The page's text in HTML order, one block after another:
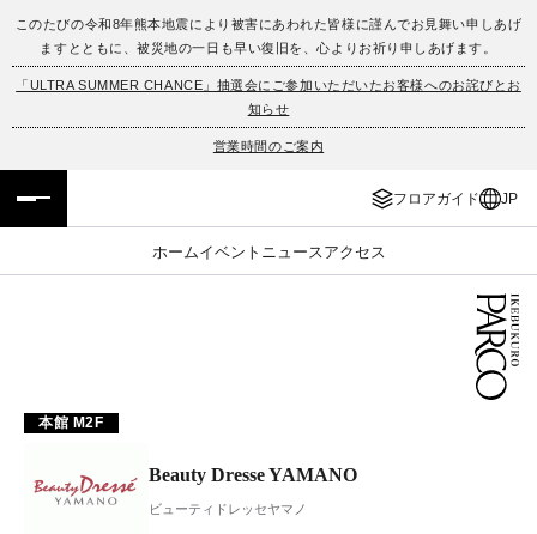
このたびの令和8年熊本地震により被害にあわれた皆様に謹んでお見舞い申しあげ
ますとともに、被災地の一日も早い復旧を、心よりお祈り申しあげます。
「ULTRA SUMMER CHANCE」抽選会にご参加いただいたお客様へのお詫びとお
知らせ
営業時間のご案内
フロアガイド JP
ホームイベント ニュース アクセス
フロアガイド
施設案内・アクセス
JP
ENGLISH
繁体字
本館 M2F
Beauty Dresse YAMANO
ビューティドレッセヤマノ